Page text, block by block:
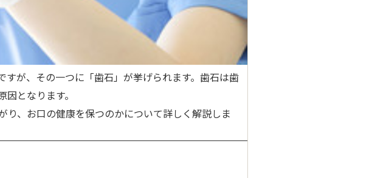
が、その一つに「歯石」が挙げられます。歯石は歯
因となります。
、お口の健康を保つのかについて詳しく解説しま